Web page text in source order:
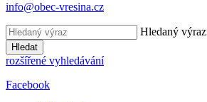
info@obec-vresina.cz
Hledaný výraz
Hledat
rozšířené vyhledávání
Facebook